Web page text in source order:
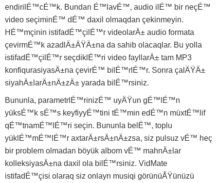
endirilÉ™cÉ™k. Bundan É™lavÉ™, audio ilÉ™ bir neçÉ™
video seçiminÉ™ dÉ™ daxil olmaqdan çekinmeyin.
HÉ™mçinin istifadÉ™çilÉ™r videolarÄ± audio formata
çevirmÉ™k azadlÄ±ÄŸÄ±na da sahib olacaqlar. Bu yolla
istifadÉ™çilÉ™r seçdiklÉ™ri video fayllarÄ± tam MP3
konfiqurasiyasÄ±na çevirÉ™ bilÉ™rlÉ™r. Sonra çalÄŸÄ±
siyahÄ±larÄ±nÄ±zÄ± yarada bilÉ™rsiniz.
Bununla, parametrlÉ™rinizÉ™ uyÄŸun gÉ™lÉ™n
yüksÉ™k sÉ™s keyfiyyÉ™tini tÉ™min edÉ™n müxtÉ™lif
qÉ™tnamÉ™lÉ™ri seçin. Bununla belÉ™, toplu
yüklÉ™mÉ™lÉ™r axtarÄ±rsÄ±nÄ±zsa, siz pulsuz vÉ™ heç
bir problem olmadan böyük albom vÉ™ mahnÄ±lar
kolleksiyasÄ±na daxil ola bilÉ™rsiniz. VidMate
istifadÉ™çisi olaraq siz onlayn musiqi görünüÅŸünüzü